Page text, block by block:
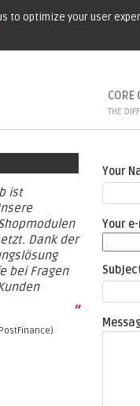
to optimize your user
CORE
THE
ist
Dank der
bei Fragen
”
Your
Your